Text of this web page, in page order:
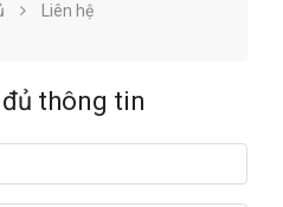
Liên hệ
thông tin